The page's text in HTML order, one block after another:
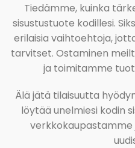
Tiedämme, kuinka
sisustustuote kodillesi.
erilaisia vaihtoehtoja,
tarvitset. Ostaminen
ja toimitamme
Älä jätä tilaisuutta
löytää unelmiesi kodin
verkkokaupastamme